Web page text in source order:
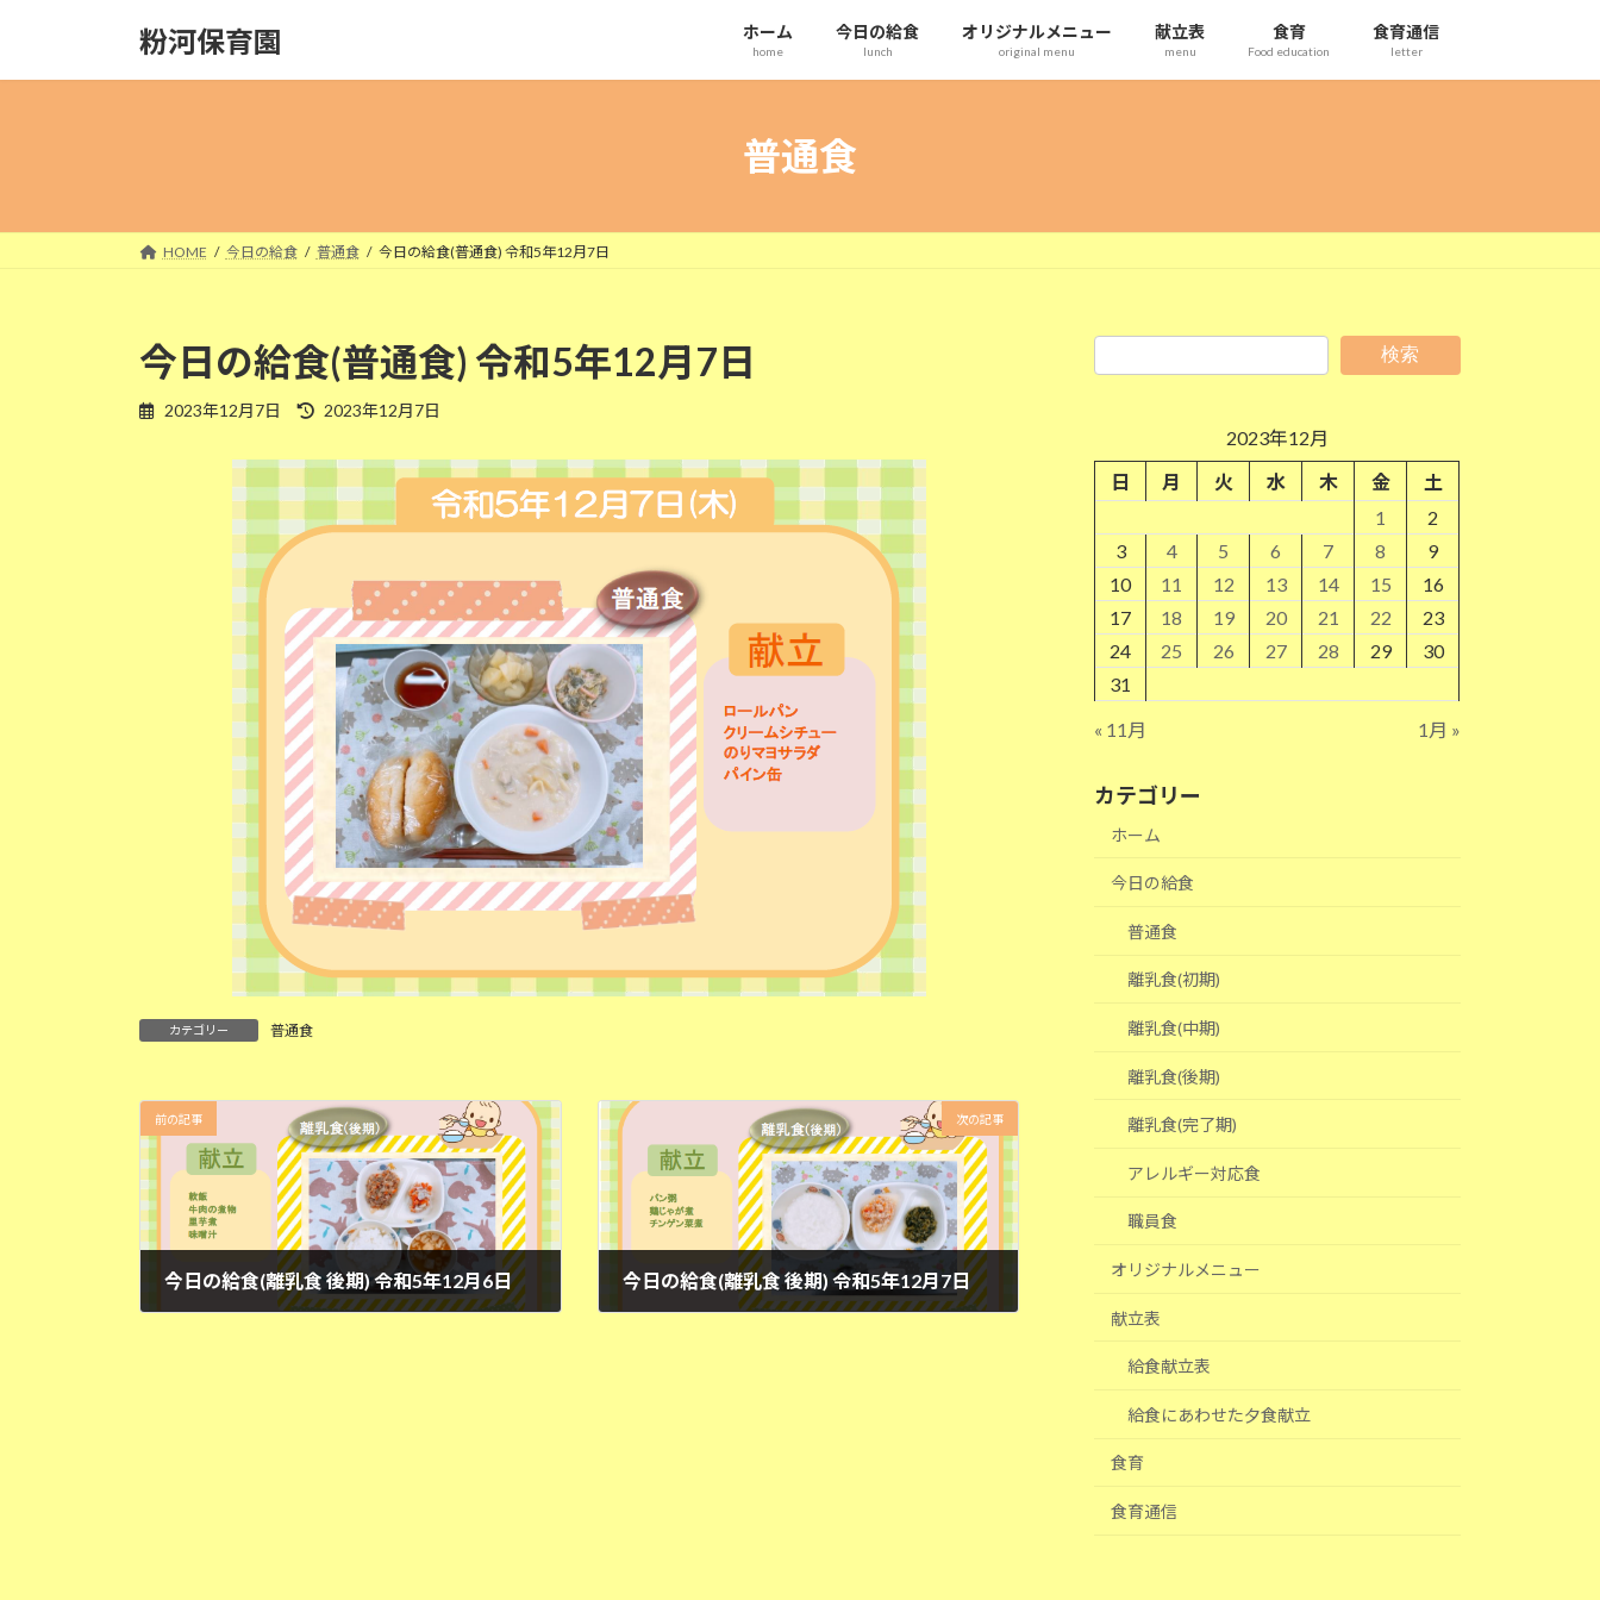
粉河保育園 ホーム
home
今日の給食
lunch
オリジナルメニュー
original menu
献立表
menu
食育
Food education
食育通信
letter
普通食
HOME 今日の給食 普通食 今日の給食(普通食) 令和5年12月7日
今日の給食(普通食) 令和5年12月7日
2023年12月7日
最
更
日
時
2023年12月7日
カテゴリー 普通食
前の記事
今日の給食(離乳食 後期) 令和5年12月6日
次の記事
今日の給食(離乳食 後期) 令和5年12月7日
検索
2023年12月
日
月 火 水 木 金
土
1
2
3
4 5 6 7 8
9
10
11 12 13 14 15
16
17
18 19 20 21 22
23
24
25 26 27 28 29
30
31
« 11月 1月 »
カテゴリー
ホーム
今日の給食
普通食
離乳食(初期)
離乳食(中期)
離乳食(後期)
離乳食(完了期)
アレルギー対応食
職員食
オリジナルメニュー
献立表
給食献立表
給食にあわせた夕食献立
食育
食育通信